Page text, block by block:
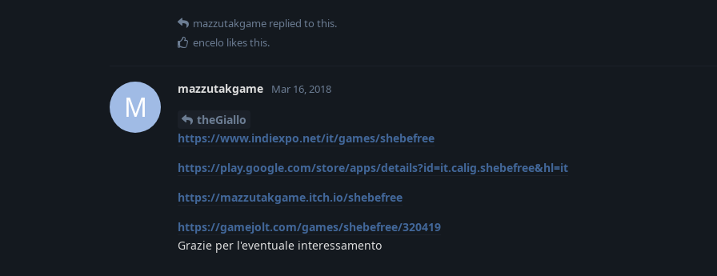
mazzutakgame replied to this.
encelo likes this.
M
mazzutakgame Mar 16, 2018
theGiallo
https://www.indiexpo.net/it/games/shebefree
https://play.google.com/store/apps/details?id=it.calig.shebefree&hl=it
https://mazzutakgame.itch.io/shebefree
https://gamejolt.com/games/shebefree/320419
Grazie per l'eventuale interessamento